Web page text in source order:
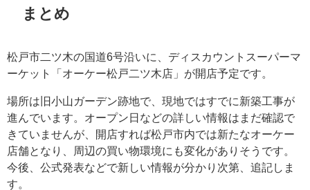
まとめ
松戸市二ツ木の国道6号沿いに、ディスカウントスーパーマ
ーケット「オーケー松戸二ツ木店」が開店予定です。
場所は旧小山ガーデン跡地で、現地ではすでに新築工事が
進んでいます。オープン日などの詳しい情報はまだ確認で
きていませんが、開店すれば松戸市内では新たなオーケー
店舗となり、周辺の買い物環境にも変化がありそうです。
今後、公式発表などで新しい情報が分かり次第、追記しま
す。